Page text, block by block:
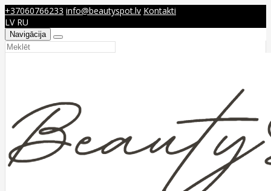
+37060766233 info@beautyspot.lv Kontakti
LV RU
Navigācija